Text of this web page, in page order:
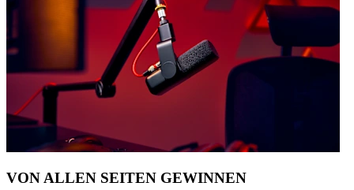
VON ALLEN SEITEN GEWINNEN